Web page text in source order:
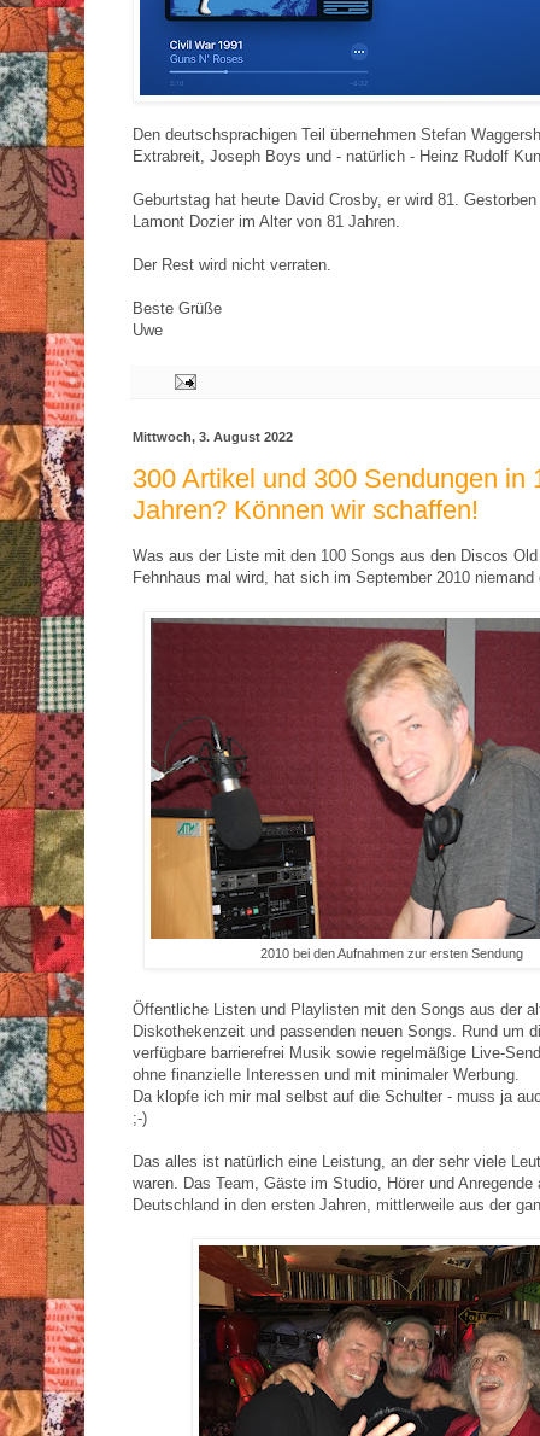
Den deutschsprachigen Teil übernehmen Stefan
Extrabreit, Joseph Boys und - natürlich - Heinz Rudolf
Geburtstag hat heute David Crosby, er wird 81.
Lamont Dozier im Alter von 81 Jahren.
Der Rest wird nicht verraten.
Beste Grüße
Uwe
Mittwoch, 3. August 2022
300 Artikel und 300 Sendungen in
Jahren? Können wir schaffen!
Was aus der Liste mit den 100 Songs aus den Discos
Fehnhaus mal wird, hat sich im September 2010 niemand
2010 bei den Aufnahmen zur ersten Sendung
Öffentliche Listen und Playlisten mit den Songs aus der
Diskothekenzeit und passenden neuen Songs. Rund um
verfügbare barrierefrei Musik sowie regelmäßige Live-
ohne finanzielle Interessen und mit minimaler Werbung.
Da klopfe ich mir mal selbst auf die Schulter - muss ja
;-)
Das alles ist natürlich eine Leistung, an der sehr viele
waren. Das Team, Gäste im Studio, Hörer und Anregende
Deutschland in den ersten Jahren, mittlerweile aus der